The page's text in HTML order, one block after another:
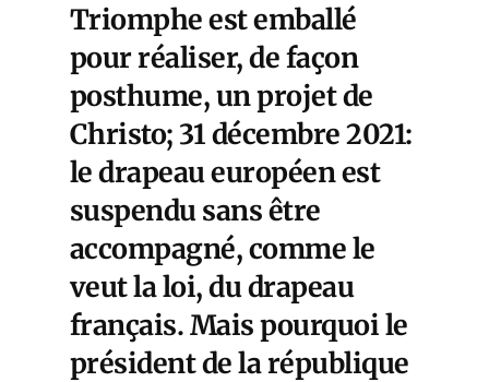
Triomphe est emballé
pour réaliser, de façon
posthume, un projet de
Christo; 31 décembre 2021:
le drapeau européen est
suspendu sans être
accompagné, comme le
veut la loi, du drapeau
français. Mais pourquoi le
président de la république